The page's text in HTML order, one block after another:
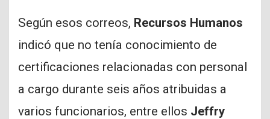
Según esos correos, Recursos Humanos
indicó que no tenía conocimiento de
certificaciones relacionadas con personal
a cargo durante seis años atribuidas a
varios funcionarios, entre ellos Jeffry